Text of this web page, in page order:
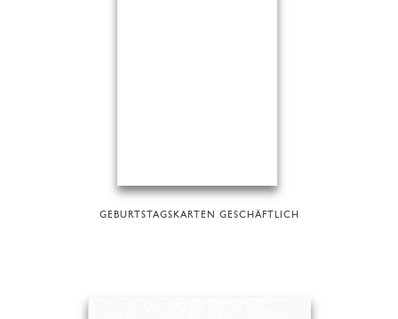
GEBURTSTAGSKARTEN GESCHÄFTLICH